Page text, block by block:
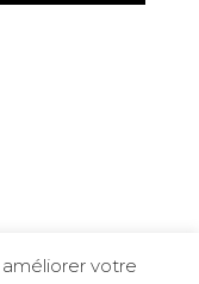
par L’EFSRA
votre